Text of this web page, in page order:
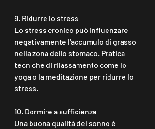
9. Ridurre lo stress
Lo stress cronico può influenzare
negativamente l'accumulo di grasso
nella zona dello stomaco. Pratica
tecniche di rilassamento come lo
yoga o la meditazione per ridurre lo
stress.
10. Dormire a sufficienza
Una buona qualità del sonno è